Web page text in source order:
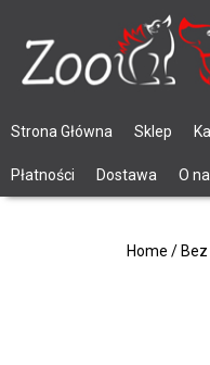
Strona Główna Sklep
Płatności Dostawa O
Home /